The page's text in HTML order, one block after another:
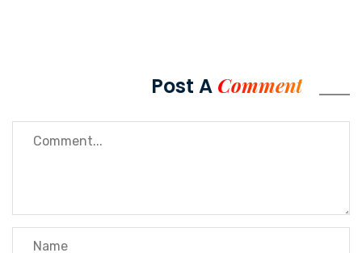
Post A Comment